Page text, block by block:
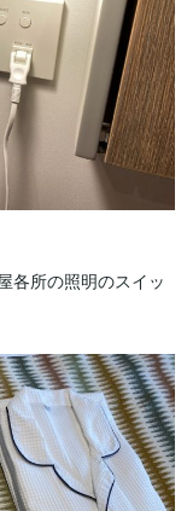
各所の照明のスイッ